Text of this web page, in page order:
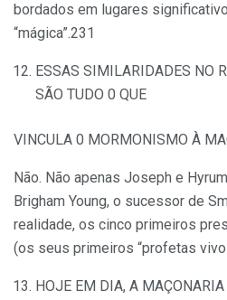
bordados em lugares
“mágica”.231
ESSAS SIMILARIDADES NO
SÃO TUDO 0 QUE
VINCULA 0 MORMONISMO À
Não. Não apenas Joseph e
Brigham Young, o sucessor de
realidade, os cinco primeiros
(os seus primeiros “profetas
HOJE EM DIA, A MAÇONARIA